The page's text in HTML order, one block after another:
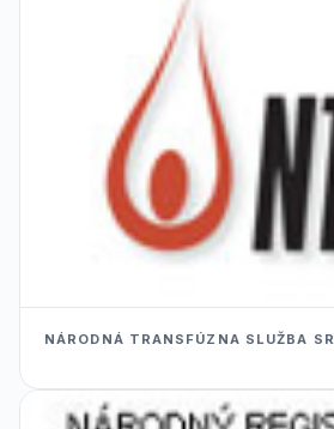
NÁRODNÁ TRANSFÚZNA SLUŽBA SR